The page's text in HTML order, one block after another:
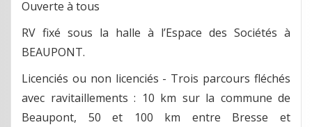
Ouverte à tous
RV fixé sous la halle à l’Espace des Sociétés à
BEAUPONT.
Licenciés ou non licenciés - Trois parcours fléchés
avec ravitaillements : 10 km sur la commune de
Beaupont, 50 et 100 km entre Bresse et